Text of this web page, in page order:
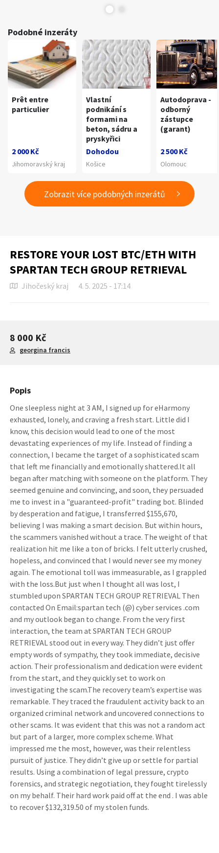
Podobné inzeráty
Prêt entre
particulier
2 000 Kč
Jihomoravský kraj
Vlastní
podnikání s
formami na
beton, sádru a
pryskyřici
Dohodou
Košice
Autodoprava -
odborný
zástupce
(garant)
2 500 Kč
Olomouc
Zobrazit více podobných inzerátů
RESTORE YOUR LOST BTC/ETH WITH
SPARTAN TECH GROUP RETRIEVAL
Jihočeský kraj 4. 5. 2025 - 17:14
8 000 Kč
georgina francis
Popis
One sleepless night at 3 AM, I signed up for eHarmony
exhausted, lonely, and craving a fresh start. Little did I
know, this decision would lead to one of the most
devastating experiences of my life. Instead of finding a
connection, I became the target of a sophisticated scam
that left me financially and emotionally shattered.It all
began after matching with someone on the platform. They
seemed genuine and convincing, and soon, they persuaded
me to invest in a "guaranteed-profit" trading bot. Blinded
by desperation and fatigue, I transferred $155,670,
believing I was making a smart decision. But within hours,
the scammers vanished without a trace. The weight of that
realization hit me like a ton of bricks. I felt utterly crushed,
hopeless, and convinced that I would never see my money
again. The emotional toll was immeasurable, as I grappled
with the loss.But just when I thought all was lost, I
stumbled upon SPARTAN TECH GROUP RETRIEVAL Then
contacted On Email:spartan tech (@) cyber services .com
and my outlook began to change. From the very first
interaction, the team at SPARTAN TECH GROUP
RETRIEVAL stood out in every way. They didn’t just offer
empty words of sympathy, they took immediate, decisive
action. Their professionalism and dedication were evident
from the start, and they quickly set to work on
investigating the scam.The recovery team’s expertise was
remarkable. They traced the fraudulent activity back to an
organized criminal network and uncovered connections to
other scams. It was evident that this was not a random act
but part of a larger, more complex scheme. What
impressed me the most, however, was their relentless
pursuit of justice. They didn’t give up or settle for partial
results. Using a combination of legal pressure, crypto
forensics, and strategic negotiation, they fought tirelessly
on my behalf. Their hard work paid off at the end . I was able
to recover $132,319.50 of my stolen funds.